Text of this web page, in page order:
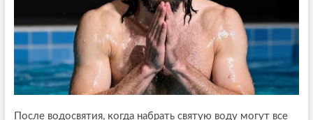
После водосвятия, когда набрать святую воду могут все